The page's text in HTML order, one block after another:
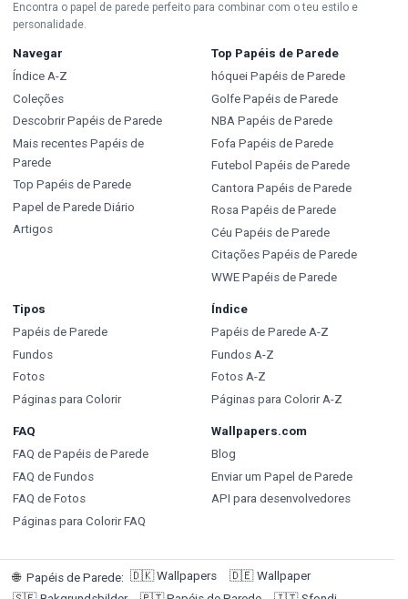
Encontra o papel de parede perfeito para combinar com o teu estilo e
personalidade.
Navegar
Índice A-Z
Coleções
Descobrir Papéis de Parede
Mais recentes Papéis de
Parede
Top Papéis de Parede
Papel de Parede Diário
Artigos
Top Papéis de Parede
hóquei Papéis de Parede
Golfe Papéis de Parede
NBA Papéis de Parede
Fofa Papéis de Parede
Futebol Papéis de Parede
Cantora Papéis de Parede
Rosa Papéis de Parede
Céu Papéis de Parede
Citações Papéis de Parede
WWE Papéis de Parede
Tipos
Papéis de Parede
Fundos
Fotos
Páginas para Colorir
Índice
Papéis de Parede A-Z
Fundos A-Z
Fotos A-Z
Páginas para Colorir A-Z
FAQ
FAQ de Papéis de Parede
FAQ de Fundos
FAQ de Fotos
Páginas para Colorir FAQ
Wallpapers.com
Blog
Enviar um Papel de Parede
API para desenvolvedores
🌐 Papéis de Parede: 🇩🇰 Wallpapers 🇩🇪 Wallpaper